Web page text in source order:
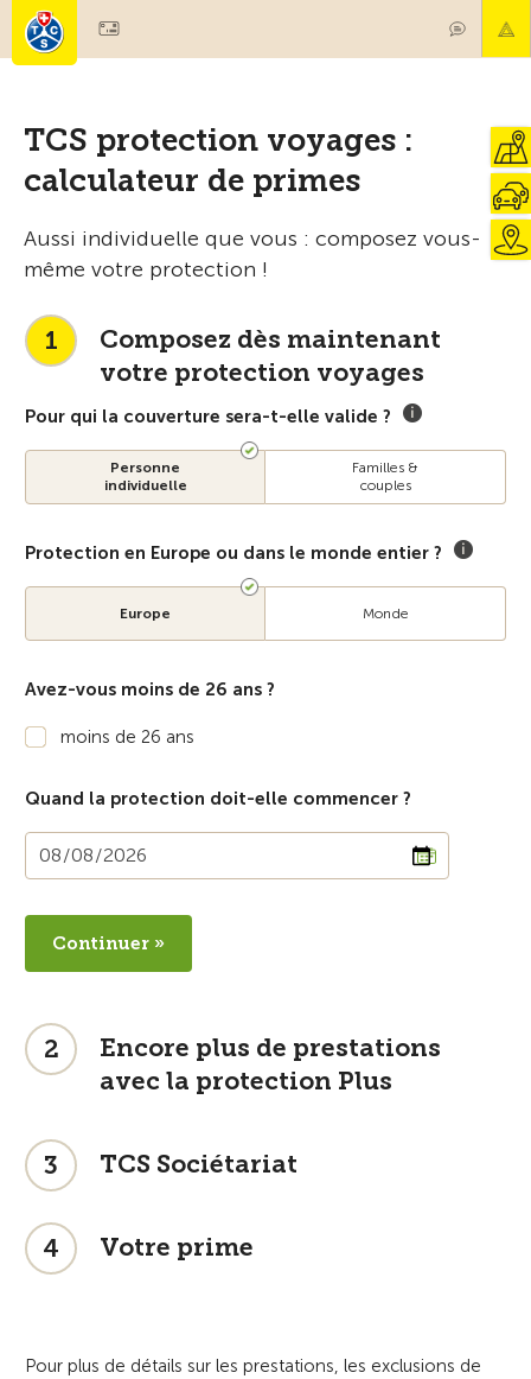
TCS protection voyages :
calculateur de primes
Aussi individuelle que vous : composez vous-
même votre protection !
1
Composez dès maintenant
votre protection voyages
Pour qui la couverture sera-t-elle valide ?
Personne
individuelle
Familles &
couples
Protection en Europe ou dans le monde entier ?
Europe Monde
Avez-vous moins de 26 ans ?
moins de 26 ans
Quand la protection doit-elle commencer ?
Continuer »
2
Encore plus de prestations
avec la protection Plus
3 TCS Sociétariat
4 Votre prime
Pour plus de détails sur les prestations, les exclusions de